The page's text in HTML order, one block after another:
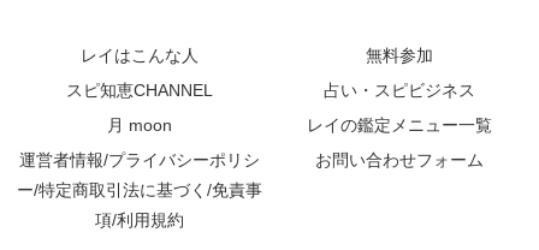
レイはこんな人
無料参加
スピ知恵CHANNEL
占い・スピビジネス
月 moon
レイの鑑定メニュー一覧
運営者情報/プライバシーポリシ
ー/特定商取引法に基づく/免責事
項/利用規約
お問い合わせフォーム